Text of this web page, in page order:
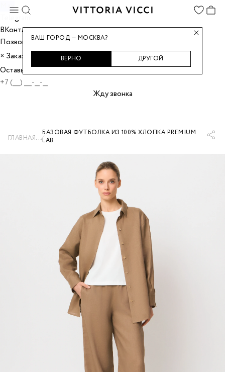
Max
Telegram
ВКонтакте
Позвонить
× Заказать звонок
Оставьте номер, и мы перезвоним вам.
Жду звонка
ГЛАВНАЯ...БАЗОВАЯ ФУТБОЛКА ИЗ 100% ХЛОПКА PREMIUM
LAB
ВАШ ГОРОД — МОСКВА?
ВЕРНО ДРУГОЙ